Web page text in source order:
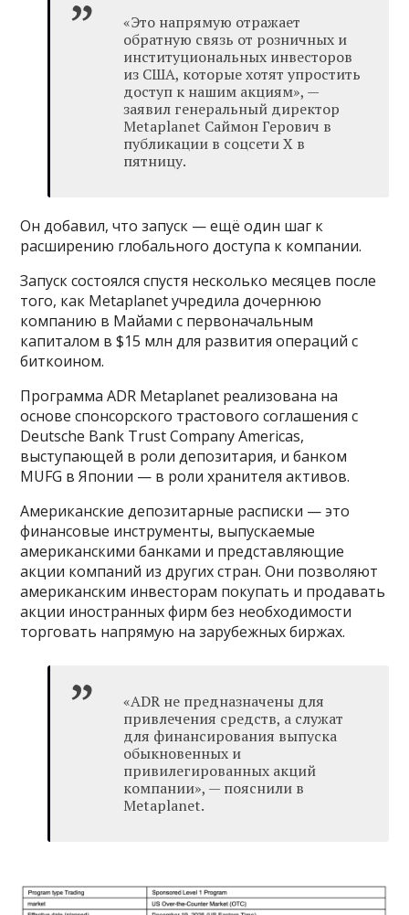
«Это напрямую отражает
обратную связь от розничных и
институциональных инвесторов
из США, которые хотят упростить
доступ к нашим акциям», —
заявил генеральный директор
Metaplanet Саймон Герович в
публикации в соцсети X в
пятницу.
Он добавил, что запуск — ещё один шаг к
расширению глобального доступа к компании.
Запуск состоялся спустя несколько месяцев после
того, как Metaplanet учредила дочернюю
компанию в Майами с первоначальным
капиталом в $15 млн для развития операций с
биткоином.
Программа ADR Metaplanet реализована на
основе спонсорского трастового соглашения с
Deutsche Bank Trust Company Americas,
выступающей в роли депозитария, и банком
MUFG в Японии — в роли хранителя активов.
Американские депозитарные расписки — это
финансовые инструменты, выпускаемые
американскими банками и представляющие
акции компаний из других стран. Они позволяют
американским инвесторам покупать и продавать
акции иностранных фирм без необходимости
торговать напрямую на зарубежных биржах.
«ADR не предназначены для
привлечения средств, а служат
для финансирования выпуска
обыкновенных и
привилегированных акций
компании», — пояснили в
Metaplanet.